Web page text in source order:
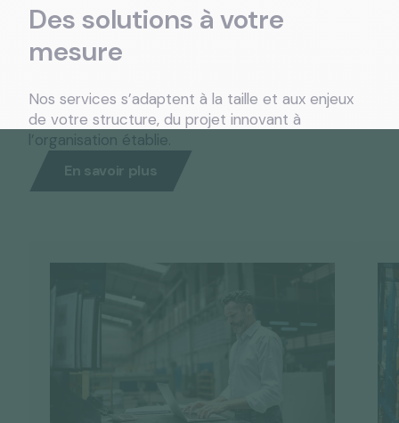
Des solutions à votre
mesure
Nos services s’adaptent à la taille et aux enjeux
de votre structure, du projet innovant à
l’organisation établie.
En savoir plus